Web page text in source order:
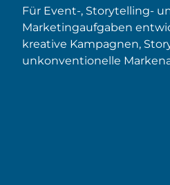
Für Event-, Storytelling-
Marketingaufgaben
kreative Kampagnen,
unkonventionelle